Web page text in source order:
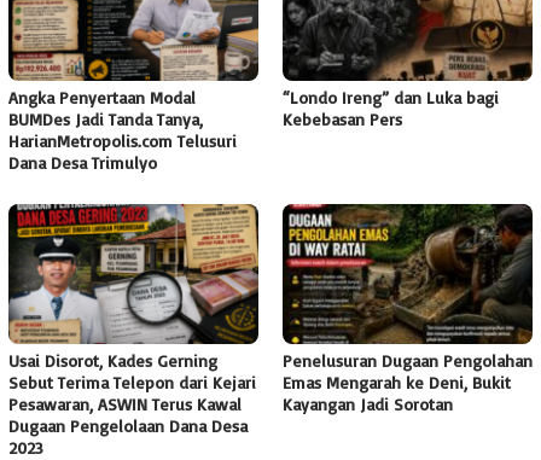
Angka Penyertaan Modal
BUMDes Jadi Tanda Tanya,
HarianMetropolis.com Telusuri
Dana Desa Trimulyo
“Londo Ireng” dan Luka bagi
Kebebasan Pers
Usai Disorot, Kades Gerning
Sebut Terima Telepon dari Kejari
Pesawaran, ASWIN Terus Kawal
Dugaan Pengelolaan Dana Desa
2023
Penelusuran Dugaan Pengolahan
Emas Mengarah ke Deni, Bukit
Kayangan Jadi Sorotan